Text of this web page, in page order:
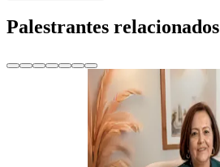
Palestrantes relacionados